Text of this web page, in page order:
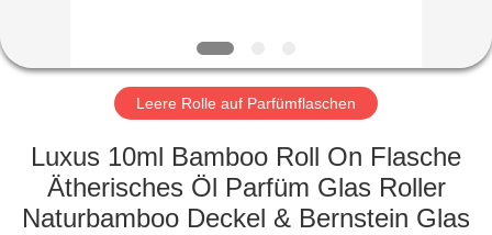
VR-
SHOW
ÜBER
UNS
Leere Rolle auf Parfümflaschen
Luxus 10ml Bamboo Roll On Flasche
Ätherisches Öl Parfüm Glas Roller
Naturbamboo Deckel & Bernstein Glas